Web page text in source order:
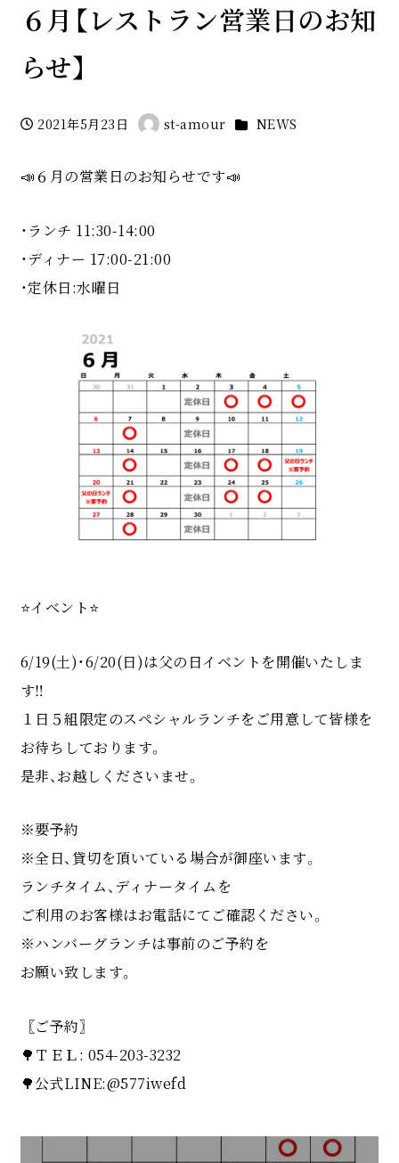
６月【レストラン営業日のお知
らせ】
投稿日
2021年5月23日
著
st-amour カテゴリー
NEWS
📣６月の営業日のお知らせです📣
・ランチ 11:30-14:00
・ディナー 17:00-21:00
・定休日:水曜日
⭐️イベント⭐️
6/19(土)・6/20(日)は父の日イベントを開催いたしま
す‼︎
１日５組限定のスペシャルランチをご用意して皆様を
お待ちしております。
是非、お越しくださいませ。
※要予約
※全日、貸切を頂いている場合が御座います。
ランチタイム、ディナータイムを
ご利用のお客様はお電話にてご確認ください。
※ハンバーグランチは事前のご予約を
お願い致します。
〖ご予約〗
🌳ＴＥＬ: 054-203-3232
🌳公式LINE:@577iwefd